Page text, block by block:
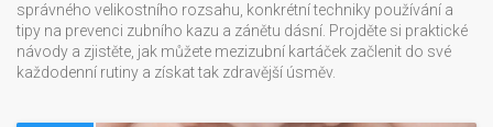
správného velikostního rozsahu, konkrétní techniky používání a
tipy na prevenci zubního kazu a zánětu dásní. Projděte si praktické
návody a zjistěte, jak můžete mezizubní kartáček začlenit do své
každodenní rutiny a získat tak zdravější úsměv.